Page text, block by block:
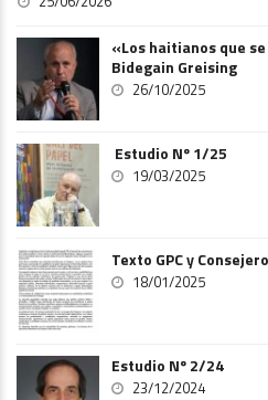
«Los haitianos que
Bidegain Greising
26/10/2025
Estudio Nº 1/25
19/03/2025
Texto GPC y
18/01/2025
Estudio Nº 2/24
23/12/2024